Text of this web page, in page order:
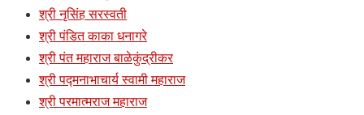
श्री नृसिंह सरस्वती
श्री पंडित काका धनागरे
श्री पंत महाराज बाळेकुंद्रीकर
श्री पद्मनाभाचार्य स्वामी महाराज
श्री परमात्मराज महाराज